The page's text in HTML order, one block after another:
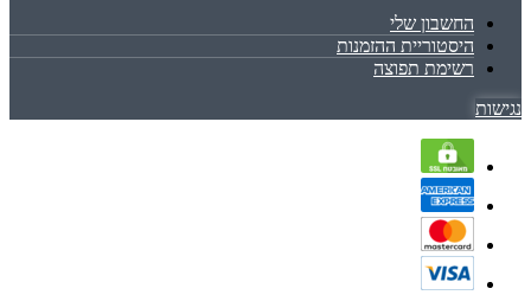
החשבון שלי
היסטוריית ההזמנות
רשימת תפוצה
נגישות